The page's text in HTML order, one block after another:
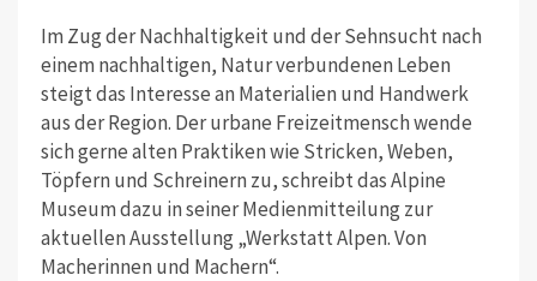
Im Zug der Nachhaltigkeit und der Sehnsucht nach
einem nachhaltigen, Natur verbundenen Leben
steigt das Interesse an Materialien und Handwerk
aus der Region. Der urbane Freizeitmensch wende
sich gerne alten Praktiken wie Stricken, Weben,
Töpfern und Schreinern zu, schreibt das Alpine
Museum dazu in seiner Medienmitteilung zur
aktuellen Ausstellung „Werkstatt Alpen. Von
Macherinnen und Machern“.